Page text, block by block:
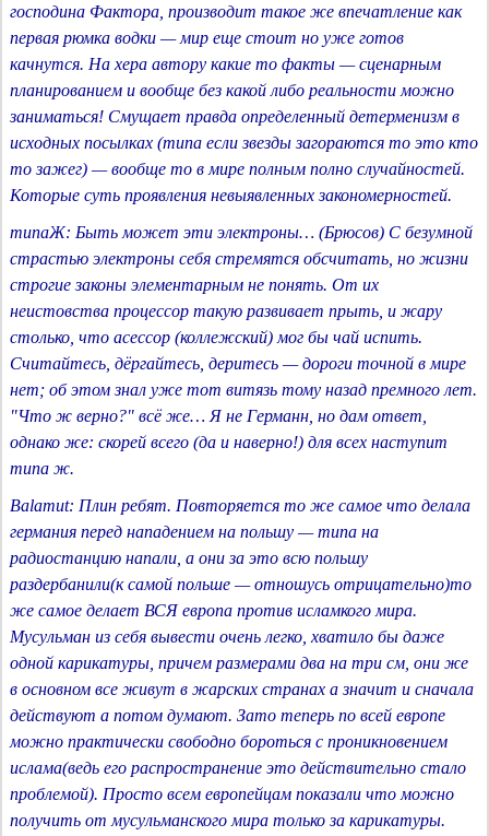
господина Фактора, производит такое же впечатление как
первая рюмка водки — мир еще стоит но уже готов
качнутся. На хера автору какие то факты — сценарным
планированием и вообще без какой либо реальности можно
заниматься! Смущает правда определенный детерменизм в
исходных посылках (типа если звезды загораются то это кто
то зажег) — вообще то в мире полным полно случайностей.
Которые суть проявления невыявленных закономерностей.
типаЖ: Быть может эти электроны… (Брюсов) С безумной
страстью электроны себя стремятся обсчитать, но жизни
строгие законы элементарным не понять. От их
неистовства процессор такую развивает прыть, и жару
столько, что асессор (коллежский) мог бы чай испить.
Считайтесь, дёргайтесь, деритесь — дороги точной в мире
нет; об этом знал уже тот витязь тому назад премного лет.
"Что ж верно?" всё же… Я не Германн, но дам ответ,
однако же: скорей всего (да и наверно!) для всех наступит
типа ж.
Balamut: Плин ребят. Повторяется то же самое что делала
германия перед нападением на польшу — типа на
радиостанцию напали, а они за это всю польшу
раздербанили(к самой польше — отношусь отрицательно)то
же самое делает ВСЯ европа против исламкого мира.
Мусульман из себя вывести очень легко, хватило бы даже
одной карикатуры, причем размерами два на три см, они же
в основном все живут в жарских странах а значит и сначала
действуют а потом думают. Зато теперь по всей европе
можно практически свободно бороться с проникновением
ислама(ведь его распространение это действительно стало
проблемой). Просто всем европейцам показали что можно
получить от мусульманского мира только за карикатуры.